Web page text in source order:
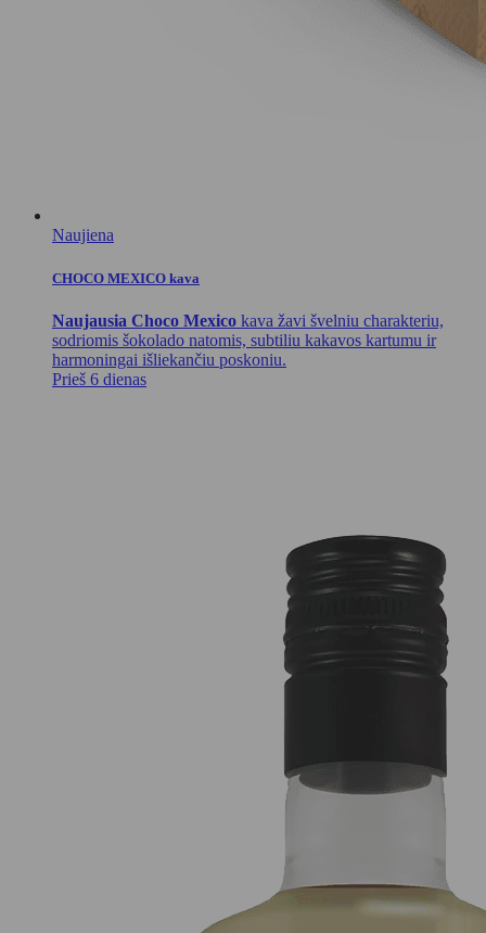
Naujiena
CHOCO MEXICO kava
Naujausia Choco Mexico kava žavi švelniu charakteriu,
sodriomis šokolado natomis, subtiliu kakavos kartumu ir
harmoningai išliekančiu poskoniu.
Prieš 6 dienas